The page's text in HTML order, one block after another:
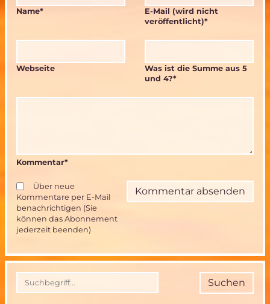
Pflichtfeld
Name* Pflichtfeld
E-Mail (wird nicht
veröffentlicht)*
Webseite
Was ist die Summe aus 5
und 4?*
Kommentar*
Über neue
Kommentare per E-Mail
benachrichtigen (Sie
können das Abonnement
jederzeit beenden)
Suchen